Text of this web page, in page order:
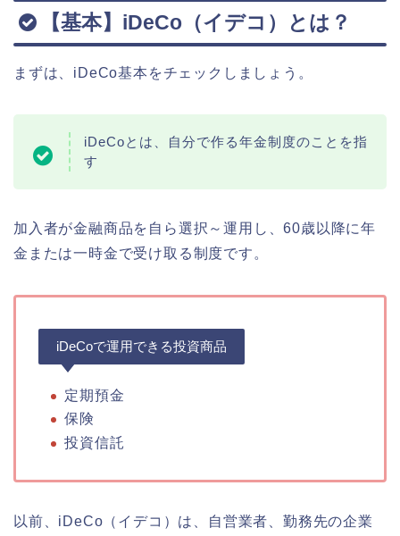
【基本】iDeCo（イデコ）とは？
まずは、iDeCo基本をチェックしましょう。
iDeCoとは、自分で作る年金制度のことを指
す
加入者が金融商品を自ら選択～運用し、60歳以降に年
金または一時金で受け取る制度です。
iDeCoで運用できる投資商品
定期預金
保険
投資信託
以前、iDeCo（イデコ）は、自営業者、勤務先の企業